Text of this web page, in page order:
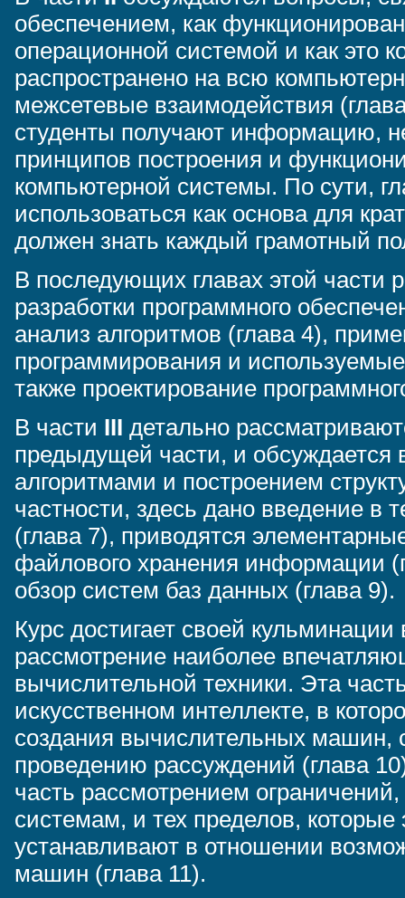
обеспечением, как
операционной системой и как это
распространено на всю
межсетевые взаимодействия
студенты получают информацию,
принципов построения и
компьютерной системы. По сути,
использоваться как основа для
должен знать каждый грамотный
В последующих главах этой части
разработки программного
анализ алгоритмов (глава 4),
программирования и
также проектирование
В части III детально
предыдущей части, и обсуждается
алгоритмами и построением
частности, здесь дано введение в
(глава 7), приводятся
файлового хранения информации
обзор систем баз данных (глава 9).
Курс достигает своей
рассмотрение наиболее
вычислительной техники. Эта
искусственном интеллекте, в
создания вычислительных машин,
проведению рассуждений (глава
часть рассмотрением
системам, и тех пределов, которые
устанавливают в отношении
машин (глава 11).